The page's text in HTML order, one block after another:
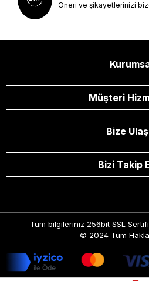
Öneri ve şikayetlerinizi
Müşteri
Bize
Bizi Takip
Tüm bilgileriniz 256bit SSL
© 2024 Tüm